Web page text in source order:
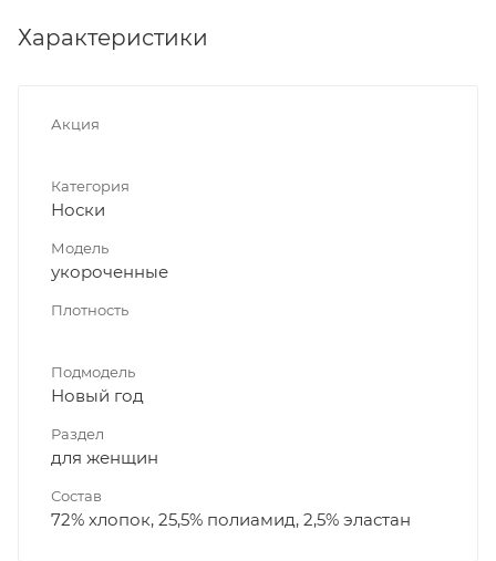
Характеристики
Акция
Категория
Носки
Модель
укороченные
Плотность
Подмодель
Новый год
Раздел
для женщин
Состав
72% хлопок, 25,5% полиамид, 2,5% эластан